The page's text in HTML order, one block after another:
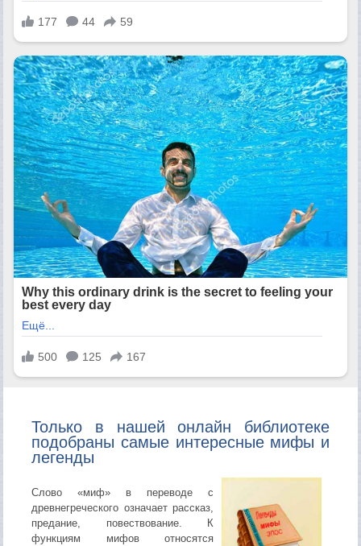
Только в нашей онлайн библиотеке
подобраны самые интересные мифы и
легенды
Слово «миф» в переводе с
древнегреческого означает рассказ,
предание, повествование. К
функциям мифов относятся